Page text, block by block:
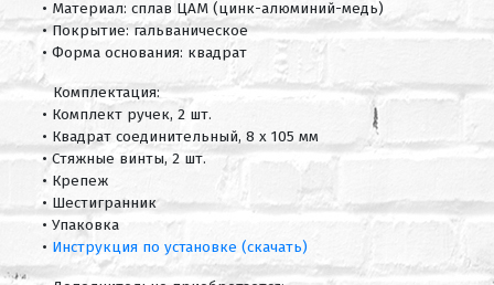
• Материал: сплав ЦАМ (цинк-алюминий-медь)
• Покрытие: гальваническое
• Форма основания: квадрат
Комплектация:
• Комплект ручек, 2 шт.
• Квадрат соединительный, 8 х 105 мм
• Стяжные винты, 2 шт.
• Крепеж
• Шестигранник
• Упаковка
• Инструкция по установке (скачать)